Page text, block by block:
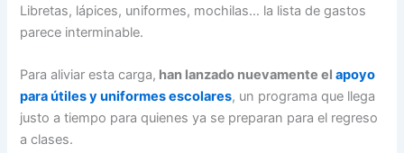
Libretas, lápices, uniformes, mochilas… la lista de gastos
parece interminable.
Para aliviar esta carga, han lanzado nuevamente elapoyo
para útiles y uniformes escolares, un programa que llega
justo a tiempo para quienes ya se preparan para el regreso
a clases.